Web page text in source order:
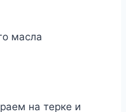
масла
на терке и